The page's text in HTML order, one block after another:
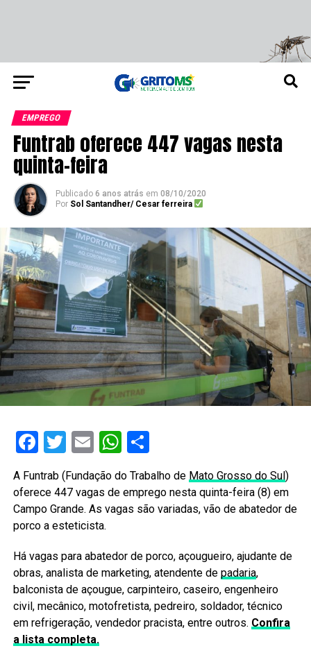
EMPREGO
Funtrab oferece 447 vagas nesta
quinta-feira
Publicado 6 anos atrás em 08/10/2020
Por Sol Santandher/ Cesar ferreira
Facebook
Twitter
EmailWhatsApp
Share
A Funtrab (Fundação do Trabalho de Mato Grosso do Sul)
oferece 447 vagas de emprego nesta quinta-feira (8) em
Campo Grande. As vagas são variadas, vão de abatedor de
porco a esteticista.
Há vagas para abatedor de porco, açougueiro, ajudante de
obras, analista de marketing, atendente de padaria,
balconista de açougue, carpinteiro, caseiro, engenheiro
civil, mecânico, motofretista, pedreiro, soldador, técnico
em refrigeração, vendedor pracista, entre outros. Confira
a lista completa.